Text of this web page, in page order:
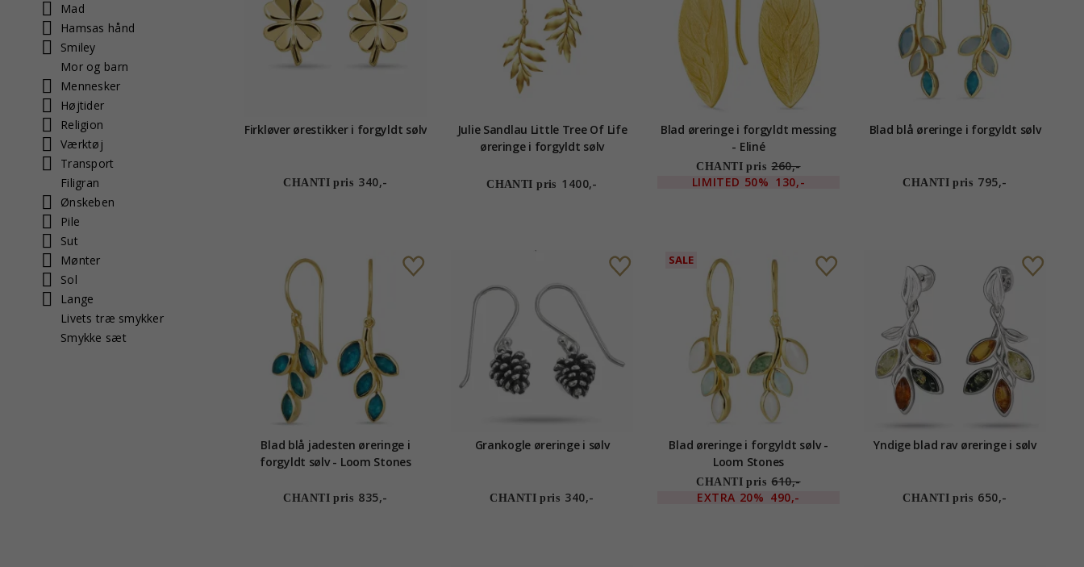
Mad
Hamsas hånd
Smiley
Mor og barn
Mennesker
Højtider
Religion
Værktøj
Transport
Filigran
Ønskeben
Pile
Sut
Mønter
Sol
Lange
Livets træ smykker
Smykke sæt
Firkløver ørestikker i forgyldt sølv
CHANTI pris 340,-
Julie Sandlau Little Tree Of Life
øreringe i forgyldt sølv
CHANTI pris 1400,-
Blad øreringe i forgyldt messing
- Eliné
CHANTI pris 260,-
LIMITED 50% 130,-
Blad blå øreringe i forgyldt sølv
CHANTI pris 795,-
Blad blå jadesten øreringe i
forgyldt sølv - Loom Stones
CHANTI pris 835,-
Grankogle øreringe i sølv
CHANTI pris 340,-
SALE
Blad øreringe i forgyldt sølv -
Loom Stones
CHANTI pris 610,-
EXTRA 20% 490,-
Yndige blad rav øreringe i sølv
CHANTI pris 650,-